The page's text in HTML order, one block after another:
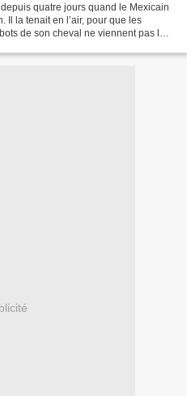
quatre jours quand le Mexicain
Il la tenait en l’air, pour que les
de son cheval ne viennent pas la